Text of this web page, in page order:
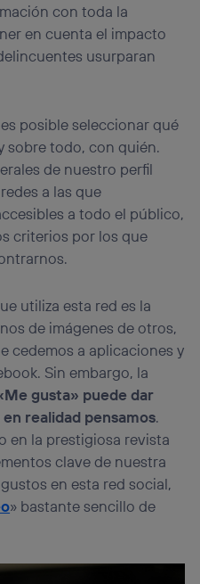
con toda la
en cuenta el impacto
usurparan
posible seleccionar qué
sobre todo, con quién.
de nuestro perfil
a las que
a todo el público,
criterios por los que
utiliza esta red es la
de imágenes de otros,
cedemos a aplicaciones y
Sin embargo, la
gusta» puede dar
realidad pensamos.
en la prestigiosa revista
clave de nuestra
en esta red social,
» bastante sencillo de